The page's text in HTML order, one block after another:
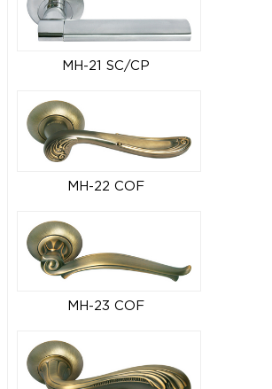
MH-21 SC/CP
MH-22 COF
MH-23 COF